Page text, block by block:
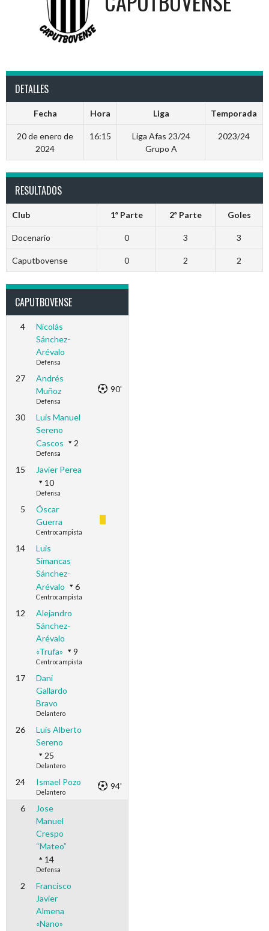
DETALLES
Fecha Hora Liga Temporada
20 de enero de
2024
16:15
Liga Afas 23/24
Grupo A
2023/24
RESULTADOS
Club 1ª Parte 2ª Parte Goles
Docenario 0 3 3
Caputbovense 0 2 2
CAPUTBOVENSE
4
Nicolás
Sánchez-
Arévalo
Defensa
27
Andrés
Muñoz
Defensa
90'
30
Luis Manuel
Sereno
Cascos
2
Defensa
15
Javier Perea
10
Defensa
5
Óscar
Guerra
Centrocampista
14
Luis
Simancas
Sánchez-
Arévalo
6
Centrocampista
12
Alejandro
Sánchez-
Arévalo
«Trufa»
9
Centrocampista
17
Dani
Gallardo
Bravo
Delantero
26
Luis Alberto
Sereno
25
Delantero
24 Ismael Pozo
Delantero
94'
6
Jose
Manuel
Crespo
“Mateo”
14
Defensa
2
Francisco
Javier
Almena
«Nano»